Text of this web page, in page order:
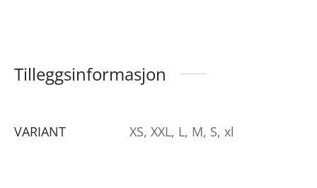
Tilleggsinformasjon
VARIANT XS, XXL, L, M, S, xl